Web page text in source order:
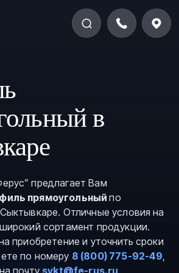
в
предлагает Вам
прямоугольныйпо
Отличные условия на
сортамент продукции.
приобретение и уточнить сроки
по номеру 8 (800) 775-92-49,